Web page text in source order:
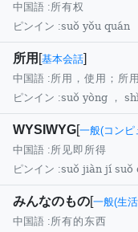
中国語 :所有权
ピンイン :suǒ yǒu quán
所用 [基本会話]
中国語 :所用，使用；所
ピンイン :suǒ yòng ，
WYSIWYG[一般(コンピ
中国語 :所见即所得
ピンイン :suǒ jiàn jí suǒ
みんなのもの[一般(生
中国語 :所有的东西